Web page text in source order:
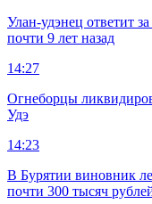
Улан-удэнец ответит
почти 9 лет назад
14:27
Огнеборцы
Удэ
14:23
В Бурятии виновник
почти 300 тысяч